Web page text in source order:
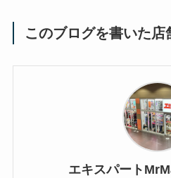
このブログを書いた店
エキスパート